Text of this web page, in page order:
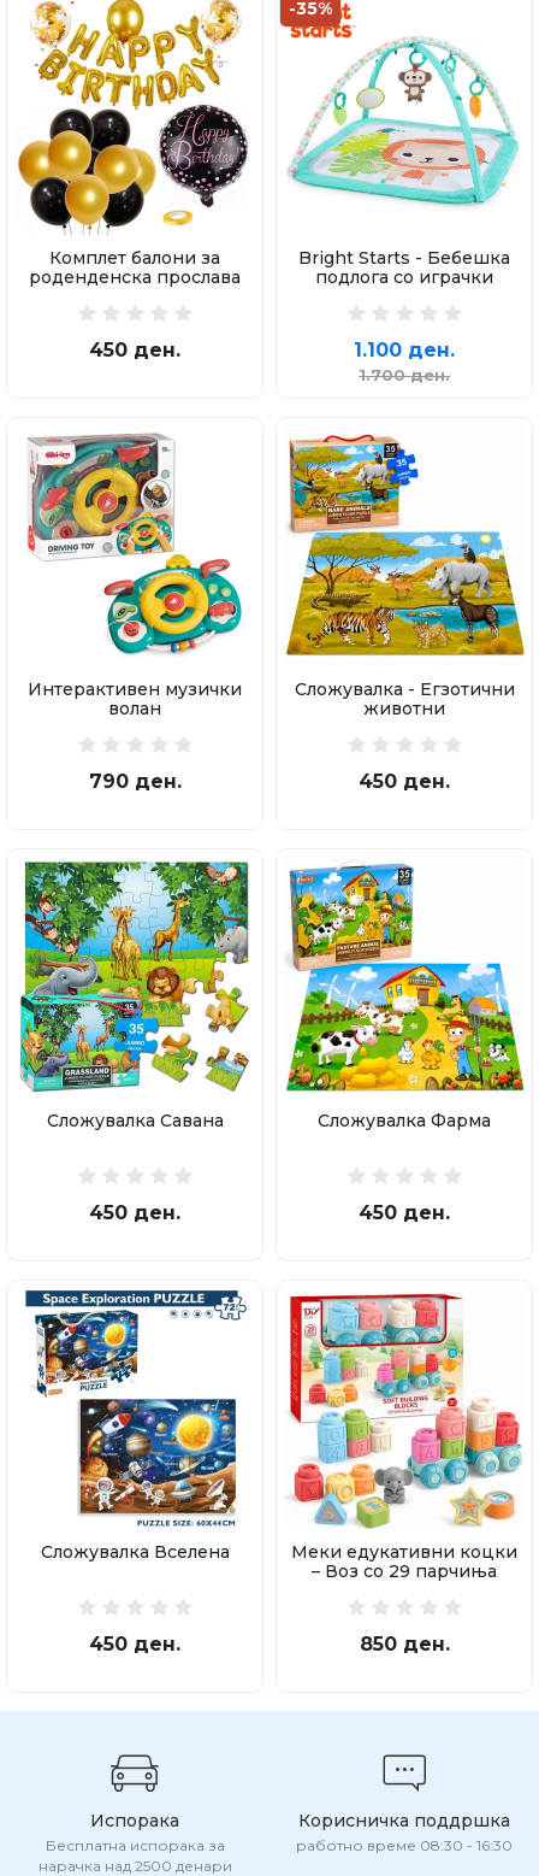
Комплет балони за
роденденска прослава
450 ден.
-35%
Bright Starts - Бебешка
подлога со играчки
1.100 ден.
1.700 ден.
Интерактивен музички
волан
790 ден.
Сложувалка - Егзотични
животни
450 ден.
Сложувалка Савана
450 ден.
Сложувалка Фарма
450 ден.
Сложувалка Вселена
450 ден.
Меки едукативни коцки
– Воз со 29 парчиња
850 ден.
Испорака
Бесплатна испорака за
нарачка над 2500 денари
Корисничка поддршка
работно време 08:30 - 16:30